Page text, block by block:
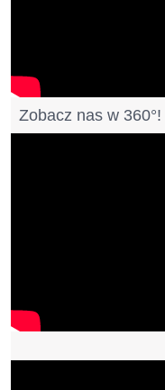
Zobacz nas w 360°!